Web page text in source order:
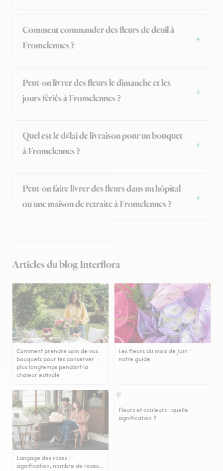
Comment commander des fleurs de deuil à
Fromelennes ?
Peut-on livrer des fleurs le dimanche et les
jours fériés à Fromelennes ?
Quel est le délai de livraison pour un bouquet
à Fromelennes ?
Peut-on faire livrer des fleurs dans un hôpital
ou une maison de retraite à Fromelennes ?
Articles du blog Interflora
Comment prendre soin de vos
bouquets pour les conserver
plus longtemps pendant la
chaleur estivale
Les fleurs du mois de Juin :
notre guide
Langage des roses :
signification, nombre de roses…
Fleurs et couleurs : quelle
signification ?